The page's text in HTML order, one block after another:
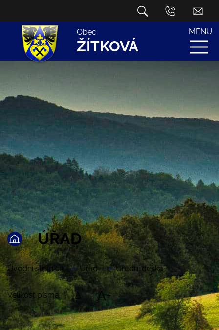
Obec
ŽÍTKOVÁ
MENU
ÚŘAD
Úvodní stránka Úřad Úřední deska
Velikost písma: A A+